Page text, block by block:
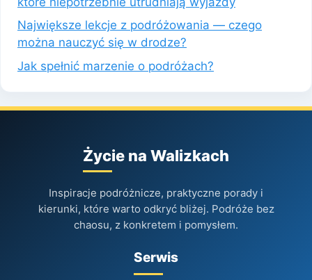
Największe lekcje z podróżowania — czego
można nauczyć się w drodze?
Jak spełnić marzenie o podróżach?
Życie na Walizkach
Inspiracje podróżnicze, praktyczne porady i
kierunki, które warto odkryć bliżej. Podróże bez
chaosu, z konkretem i pomysłem.
Serwis